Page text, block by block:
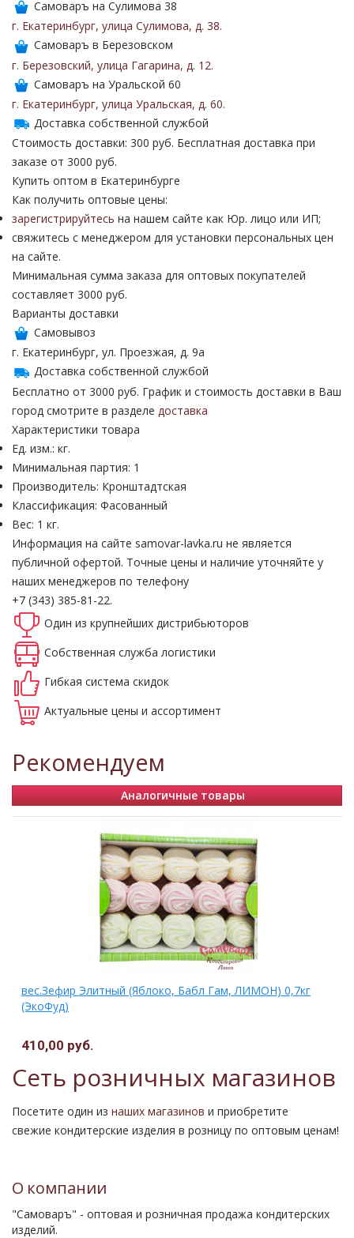
Самоваръ на Сулимова 38
г. Екатеринбург, улица Сулимова, д. 38.
Самоваръ в Березовском
г. Березовский, улица Гагарина, д. 12.
Самоваръ на Уральской 60
г. Екатеринбург, улица Уральская, д. 60.
Доставка собственной службой
Стоимость доставки: 300 руб. Бесплатная доставка при
заказе от 3000 руб.
Купить оптом в Екатеринбурге
Как получить оптовые цены:
зарегистрируйтесь на нашем сайте как Юр. лицо или ИП;
свяжитесь с менеджером для установки персональных цен
на сайте.
Минимальная сумма заказа для оптовых покупателей
составляет 3000 руб.
Варианты доставки
Самовывоз
г. Екатеринбург, ул. Проезжая, д. 9а
Доставка собственной службой
Бесплатно от 3000 руб. График и стоимость доставки в Ваш
город смотрите в разделе доставка
Характеристики товара
Ед. изм.: кг.
Минимальная партия: 1
Производитель: Кронштадтская
Классификация: Фасованный
Вес: 1 кг.
Информация на сайте samovar-lavka.ru не является
публичной офертой. Точные цены и наличие уточняйте у
наших менеджеров по телефону
+7 (343) 385-81-22.
Один из крупнейших дистрибьюторов
Собственная служба логистики
Гибкая система скидок
Актуальные цены и ассортимент
Рекомендуем
Аналогичные товары
вес.Зефир Элитный (Яблоко, Бабл Гам, ЛИМОН) 0,7кг
(ЭкоФуд)
410,00 руб.
Сеть розничных магазинов
Посетите один из наших магазинов и приобретите
свежие кондитерские изделия в розницу по оптовым ценам!
О компании
"Самоваръ" - оптовая и розничная продажа кондитерских
изделий.